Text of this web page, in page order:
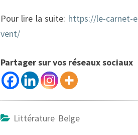
Pour lire la suite: https://le-carnet-
vent/
Partager sur vos réseaux sociaux
Littérature Belge